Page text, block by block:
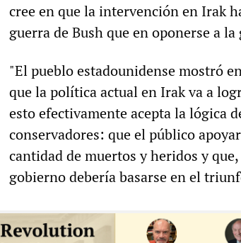
cree en que la intervención en Irak
guerra de Bush que en oponerse a
"El pueblo estadounidense mostró
que la política actual en Irak va a
esto efectivamente acepta la lógica
conservadores: que el público
cantidad de muertos y heridos y
gobierno debería basarse en el